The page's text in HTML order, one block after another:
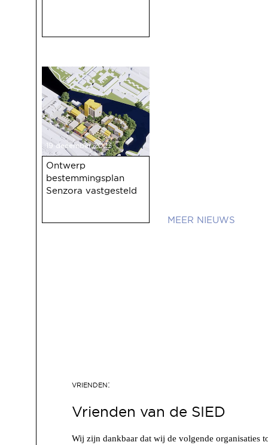
19 december 2023
Ontwerp
bestemmingsplan
Senzora vastgesteld
NIEUWS
Vrienden van de SIED
Wij zijn dankbaar dat wij de volgende organisaties